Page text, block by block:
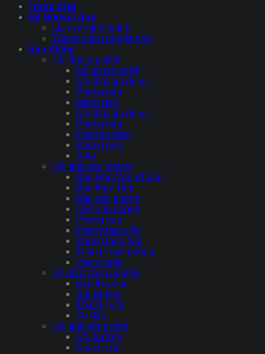
Trang Chủ
Về Nguyệt Ánh
Lịch sử hình thành
Thành viên Nguyệt Ánh
Sản Phẩm
Nội thất gia đình
Đồ gỗ mỹ nghệ
Nội thất gia dụng
Phòng bếp
Mành rèm
Nội thất gia dụng
Phòng bếp
Phòng khách
Phòng ngủ
Sofa
Nội thất văn phòng
Bàn Họp Văn Phòng
Bàn Máy Tính
Bàn văn phòng
Ghế văn phòng
Phòng họp
Phòng làm việc
Phòng lãnh đạo
Thiết bị văn phòng
Vách Ngăn
Nội thất công nghiệp
Bàn thao tác
Giá kệ kho
Thiết bị y tế
Xe đẩy
Nội thất công trình
Hội trường
Khách sạn